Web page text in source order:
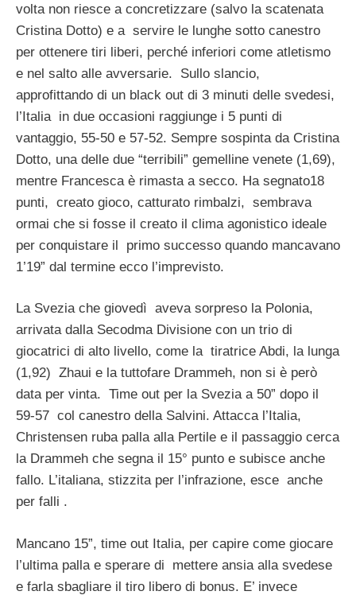
volta non riesce a concretizzare (salvo la scatenata
Cristina Dotto) e a servire le lunghe sotto canestro
per ottenere tiri liberi, perché inferiori come atletismo
e nel salto alle avversarie. Sullo slancio,
approfittando di un black out di 3 minuti delle svedesi,
l’Italia in due occasioni raggiunge i 5 punti di
vantaggio, 55-50 e 57-52. Sempre sospinta da Cristina
Dotto, una delle due “terribili” gemelline venete (1,69),
mentre Francesca è rimasta a secco. Ha segnato18
punti, creato gioco, catturato rimbalzi, sembrava
ormai che si fosse il creato il clima agonistico ideale
per conquistare il primo successo quando mancavano
1’19” dal termine ecco l’imprevisto.
La Svezia che giovedì aveva sorpreso la Polonia,
arrivata dalla Secodma Divisione con un trio di
giocatrici di alto livello, come la tiratrice Abdi, la lunga
(1,92) Zhaui e la tuttofare Drammeh, non si è però
data per vinta. Time out per la Svezia a 50” dopo il
59-57 col canestro della Salvini. Attacca l’Italia,
Christensen ruba palla alla Pertile e il passaggio cerca
la Drammeh che segna il 15° punto e subisce anche
fallo. L’italiana, stizzita per l’infrazione, esce anche
per falli .
Mancano 15”, time out Italia, per capire come giocare
l’ultima palla e sperare di mettere ansia alla svedese
e farla sbagliare il tiro libero di bonus. E’ invece